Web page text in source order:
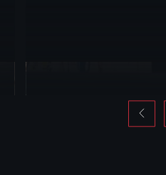
Gelakt afwerkingsprofielen